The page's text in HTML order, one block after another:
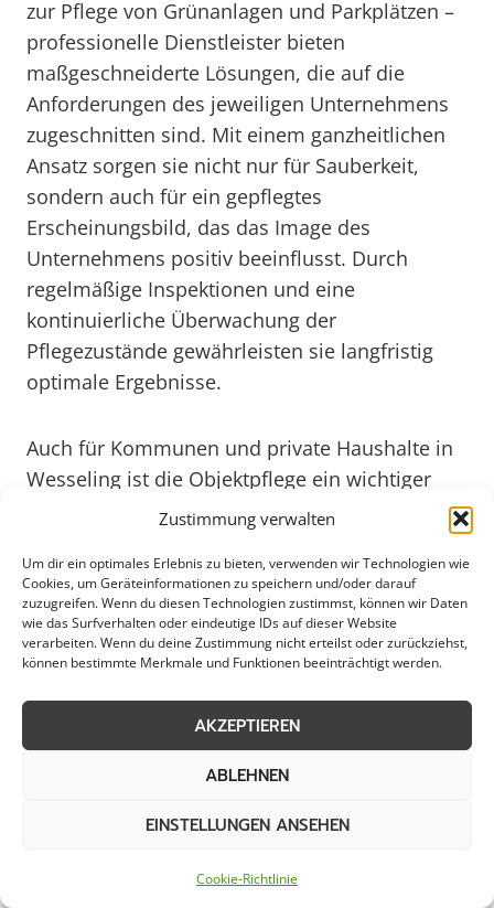
Zustimmung verwalten
Um dir ein optimales Erlebnis zu bieten, verwenden wir Technologien wie
Cookies, um Geräteinformationen zu speichern und/oder darauf
zuzugreifen. Wenn du diesen Technologien zustimmst, können wir Daten
wie das Surfverhalten oder eindeutige IDs auf dieser Website
verarbeiten. Wenn du deine Zustimmung nicht erteilst oder zurückziehst,
können bestimmte Merkmale und Funktionen beeinträchtigt werden.
AKZEPTIEREN
ABLEHNEN
EINSTELLUNGEN ANSEHEN
Cookie-Richtlinie
zur Pflege von Grünanlagen und Parkplätzen –
professionelle Dienstleister bieten
maßgeschneiderte Lösungen, die auf die
Anforderungen des jeweiligen Unternehmens
zugeschnitten sind. Mit einem ganzheitlichen
Ansatz sorgen sie nicht nur für Sauberkeit,
sondern auch für ein gepflegtes
Erscheinungsbild, das das Image des
Unternehmens positiv beeinflusst. Durch
regelmäßige Inspektionen und eine
kontinuierliche Überwachung der
Pflegezustände gewährleisten sie langfristig
optimale Ergebnisse.
Auch für Kommunen und private Haushalte in
Wesseling ist die Objektpflege ein wichtiger
Aspekt, um ein angenehmes und sicheres
von öffentlichen Plätzen und Spielplätzen bis
zur Pflege von Grünstreifen und Gehwegen –
professionelle Dienstleister tragen dazu bei,
dass sich Bürgerinnen und Bürger in ihrer
Stadt wohlfühlen. Besonders im Hinblick auf
die steigenden Anforderungen an
Nachhaltigkeit und Umweltschutz setzen sie
vermehrt auf ressourcenschonende
Maßnahmen und ökologische
wichtigen Beitrag zu einer lebenswerten